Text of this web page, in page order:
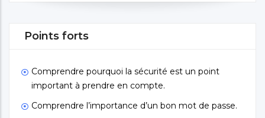
Points forts
Comprendre pourquoi la sécurité est un point
important à prendre en compte.
Comprendre l’importance d’un bon mot de passe.